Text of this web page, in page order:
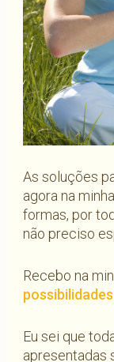
As soluções
agora na
formas, por
não preciso
Recebo na
Eu sei que
apresentadas